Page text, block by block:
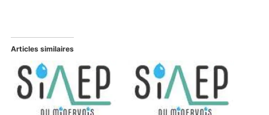
Articles similaires